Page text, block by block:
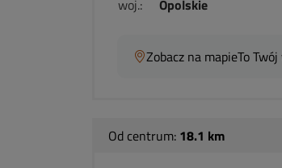
woj.:
Opolskie
Zobacz na mapieTo
Od centrum: 18.1 km